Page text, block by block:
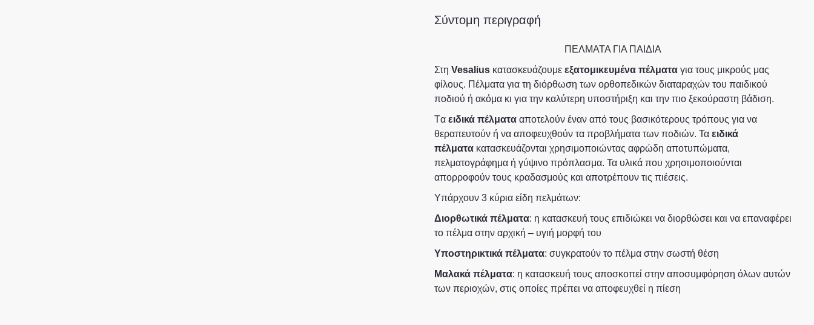
Σύντομη περιγραφή
ΠΕΛΜΑΤΑ ΓΙΑ ΠΑΙΔΙΑ
Στη Vesaliusκατασκευάζουμεεξατομικευμένα πέλματαγια τους μικρούς μας
φίλους. Πέλματα για τη διόρθωση των ορθοπεδικών διαταραχών του παιδικού
ποδιού ή ακόμα κι για την καλύτερη υποστήριξη και την πιο ξεκούραστη βάδιση.
Tα ειδικά πέλματααποτελούν έναν από τους βασικότερους τρόπους για να
θεραπευτούν ή να αποφευχθούν τα προβλήματα των ποδιών. Τα ειδικά
πέλματακατασκευάζονται χρησιμοποιώντας αφρώδη αποτυπώματα,
πελματογράφημα ή γύψινο πρόπλασμα. Τα υλικά που χρησιμοποιούνται
απορροφούν τους κραδασμούς και αποτρέπουν τις πιέσεις.
Υπάρχουν 3 κύρια είδη πελμάτων:
Διορθωτικά πέλματα: η κατασκευή τους επιδιώκει να διορθώσει και να επαναφέρει
το πέλμα στην αρχική – υγιή μορφή του
Υποστηρικτικά πέλματα: συγκρατούν το πέλμα στην σωστή θέση
Μαλακά πέλματα: η κατασκευή τους αποσκοπεί στην αποσυμφόρηση όλων αυτών
των περιοχών, στις οποίες πρέπει να αποφευχθεί η πίεση